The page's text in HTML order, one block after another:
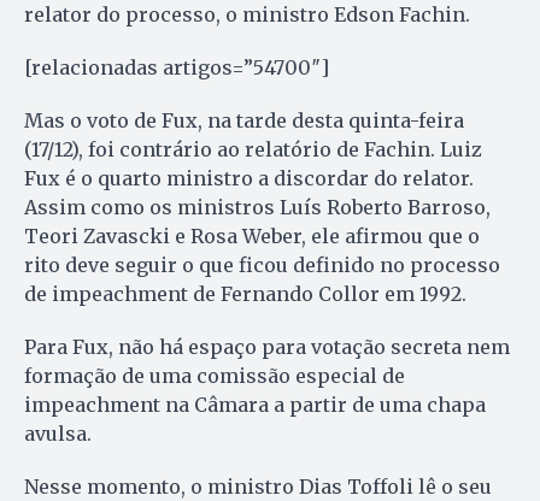
relator do processo, o ministro Edson Fachin.
[relacionadas artigos=”54700″]
Mas o voto de Fux, na tarde desta quinta-feira
(17/12), foi contrário ao relatório de Fachin. Luiz
Fux é o quarto ministro a discordar do relator.
Assim como os ministros Luís Roberto Barroso,
Teori Zavascki e Rosa Weber, ele afirmou que o
rito deve seguir o que ficou definido no processo
de impeachment de Fernando Collor em 1992.
Para Fux, não há espaço para votação secreta nem
formação de uma comissão especial de
impeachment na Câmara a partir de uma chapa
avulsa.
Nesse momento, o ministro Dias Toffoli lê o seu